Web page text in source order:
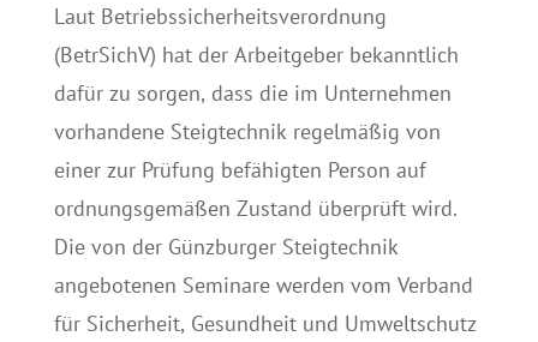
Laut Betriebssicherheitsverordnung
(BetrSichV) hat der Arbeitgeber bekanntlich
dafür zu sorgen, dass die im Unternehmen
vorhandene Steigtechnik regelmäßig von
einer zur Prüfung befähigten Person auf
ordnungsgemäßen Zustand überprüft wird.
Die von der Günzburger Steigtechnik
angebotenen Seminare werden vom Verband
für Sicherheit, Gesundheit und Umweltschutz